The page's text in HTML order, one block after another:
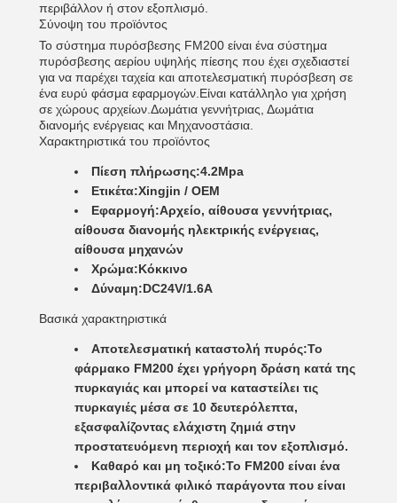
περιβάλλον ή στον εξοπλισμό.
Σύνοψη του προϊόντος
Το σύστημα πυρόσβεσης FM200 είναι ένα σύστημα
πυρόσβεσης αερίου υψηλής πίεσης που έχει σχεδιαστεί
για να παρέχει ταχεία και αποτελεσματική πυρόσβεση σε
ένα ευρύ φάσμα εφαρμογών.Είναι κατάλληλο για χρήση
σε χώρους αρχείων.Δωμάτια γεννήτριας, Δωμάτια
διανομής ενέργειας και Μηχανοστάσια.
Χαρακτηριστικά του προϊόντος
Πίεση πλήρωσης:4.2Mpa
Ετικέτα:Xingjin / OEM
Εφαρμογή:Αρχείο, αίθουσα γεννήτριας,
αίθουσα διανομής ηλεκτρικής ενέργειας,
αίθουσα μηχανών
Χρώμα:Κόκκινο
Δύναμη:DC24V/1.6A
Βασικά χαρακτηριστικά
Αποτελεσματική καταστολή πυρός:Το
φάρμακο FM200 έχει γρήγορη δράση κατά της
πυρκαγιάς και μπορεί να καταστείλει τις
πυρκαγιές μέσα σε 10 δευτερόλεπτα,
εξασφαλίζοντας ελάχιστη ζημιά στην
προστατευόμενη περιοχή και τον εξοπλισμό.
Καθαρό και μη τοξικό:Το FM200 είναι ένα
περιβαλλοντικά φιλικό παράγοντα που είναι